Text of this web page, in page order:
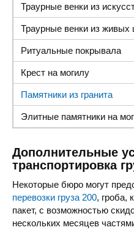
Траурные венки из
Траурные венки из живых
Ритуальные покрывала
Крест на могилу
Памятники из гранита
Элитные памятники на
Дополнительные
транспортировка
Некоторые бюро могут
перевозки груза 200, гроба,
пакет, с возможностью
нескольких месяцев